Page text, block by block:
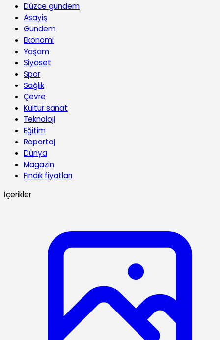
Düzce gündem
Asayiş
Gündem
Ekonomi
Yaşam
Siyaset
Spor
Sağlık
Çevre
Kültür sanat
Teknoloji
Eğitim
Röportaj
Dünya
Magazin
Fındık fiyatları
İçerikler